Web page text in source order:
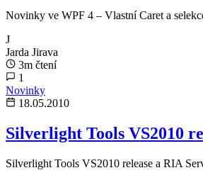
Novinky ve WPF 4 – Vlastní Caret a
J
Jarda Jirava
3m čtení
1
Novinky
18.05.2010
Silverlight Tools VS2010
Silverlight Tools VS2010 release a RIA